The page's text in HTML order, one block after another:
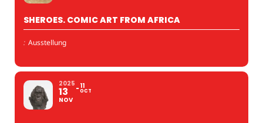
SHEROES. COMIC ART FROM AFRICA
: Ausstellung
2025
13
NOV
11
OCT